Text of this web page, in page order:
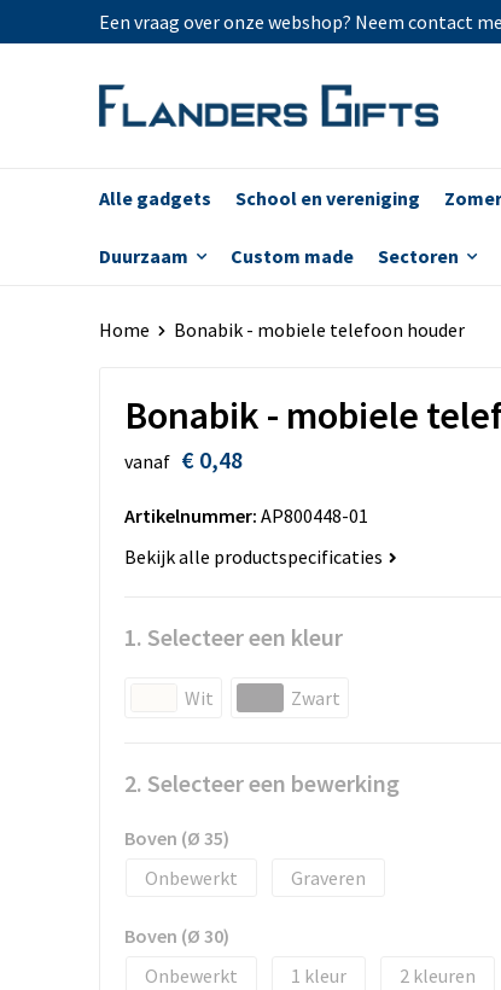
Een vraag over onze webshop? Neem contact
Alle gadgets School en vereniging
Duurzaam Custom made Sectoren
Home Bonabik - mobiele telefoon houder
Bonabik - mobiele
vanaf € 0,48
Artikelnummer: AP800448-01
Bekijk alle productspecificaties
1. Selecteer een kleur
Wit Zwart
2. Selecteer een bewerking
Boven (Ø 35)
Onbewerkt
Graveren
Boven (Ø 30)
Onbewerkt
1 2